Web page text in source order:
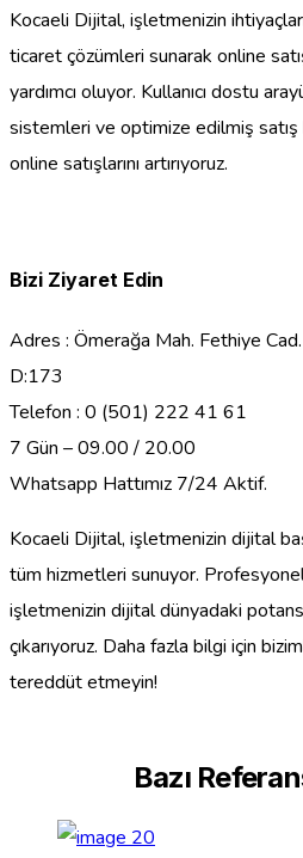
Kocaeli Dijital, işletmenizin
ticaret çözümleri sunarak online
yardımcı oluyor. Kullanıcı dostu
sistemleri ve optimize edilmiş
online satışlarını artırıyoruz.
Bizi Ziyaret Edin
Adres : Ömerağa Mah. Fethiye
D:173
Telefon : 0 (501) 222 41 61
7 Gün – 09.00 / 20.00
Whatsapp Hattımız 7/24 Aktif.
Kocaeli Dijital, işletmenizin dijital
tüm hizmetleri sunuyor. Profesyonel
işletmenizin dijital dünyadaki
çıkarıyoruz. Daha fazla bilgi için
tereddüt etmeyin!
Bazı